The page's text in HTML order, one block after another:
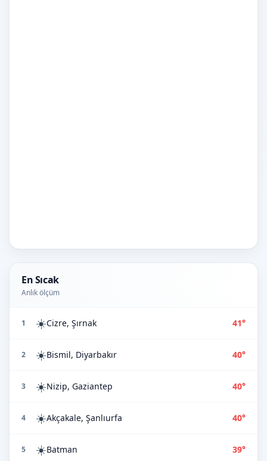
En Sıcak
Anlık ölçüm
1 ☀️Cizre, Şırnak 41°
2 ☀️Bismil, Diyarbakır 40°
3 ☀️Nizip, Gaziantep 40°
4 ☀️Akçakale, Şanlıurfa 40°
5 ☀️Batman 39°